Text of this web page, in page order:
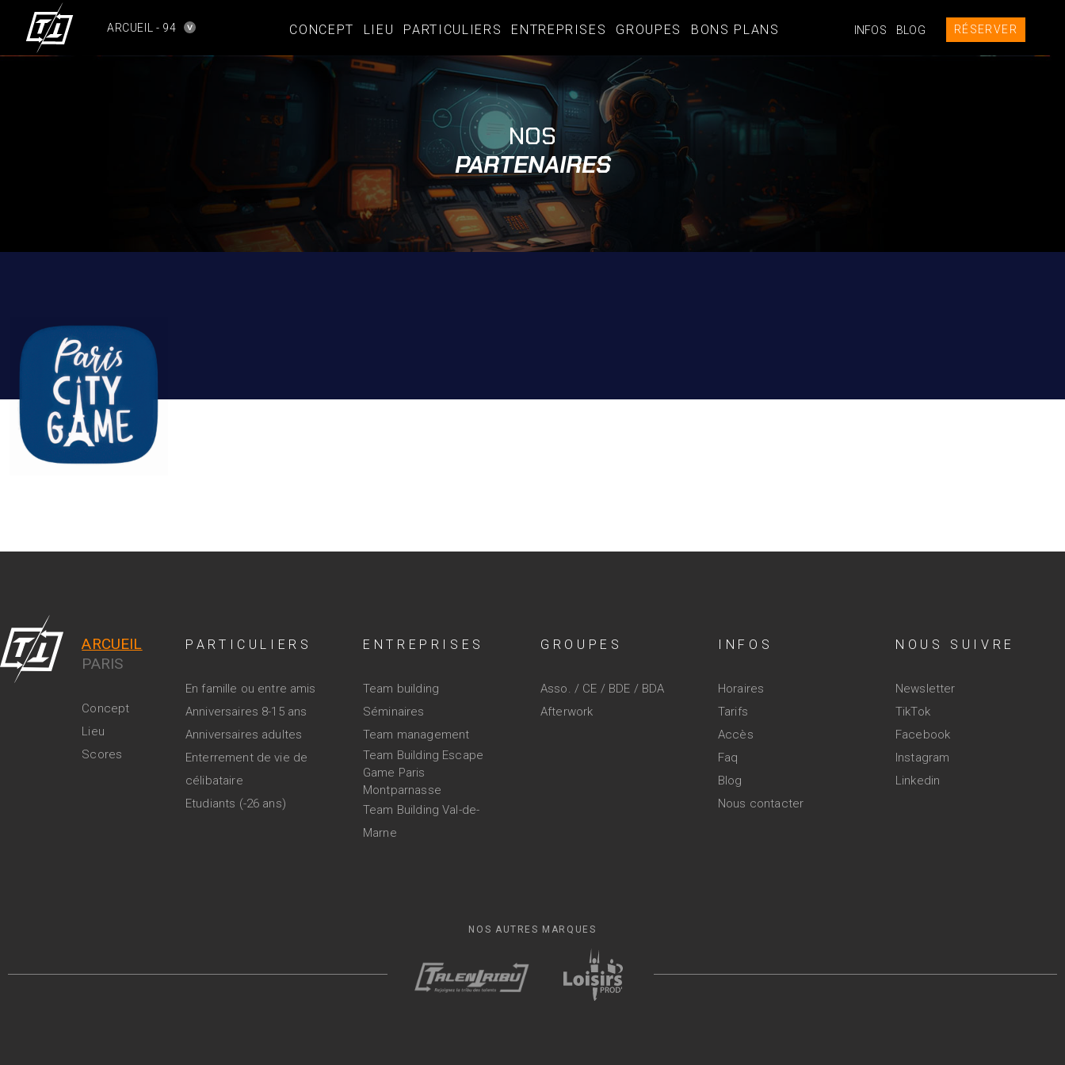
ARCUEIL - 94 CONCEPT LIEU PARTICULIERS ENTREPRISES GROUPES BONS PLANS INFOS BLOG RÉSERVER
NOS
PARTENAIRES
ARCUEIL
PARIS
Concept
Lieu
Scores
PARTICULIERS
En famille ou entre amis
Anniversaires 8-15 ans
Anniversaires adultes
Enterrement de vie de
célibataire
Etudiants (-26 ans)
ENTREPRISES
Team building
Séminaires
Team management
Team Building Escape
Game Paris
Montparnasse
Team Building Val-de-
Marne
GROUPES
Asso. / CE / BDE / BDA
Afterwork
INFOS
Horaires
Tarifs
Accès
Faq
Blog
Nous contacter
NOUS SUIVRE
Newsletter
TikTok
Facebook
Instagram
Linkedin
NOS AUTRES MARQUES